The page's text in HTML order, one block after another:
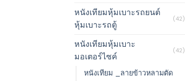
หนังเทียมหุ้มเบาะรถยนต์
หุ้มเบาะรถตู้
(42)
หนังเทียมหุ้มเบาะ
มอเตอร์ไซค์
(42)
หนังเทียม _ลายข้าวหลามตัด